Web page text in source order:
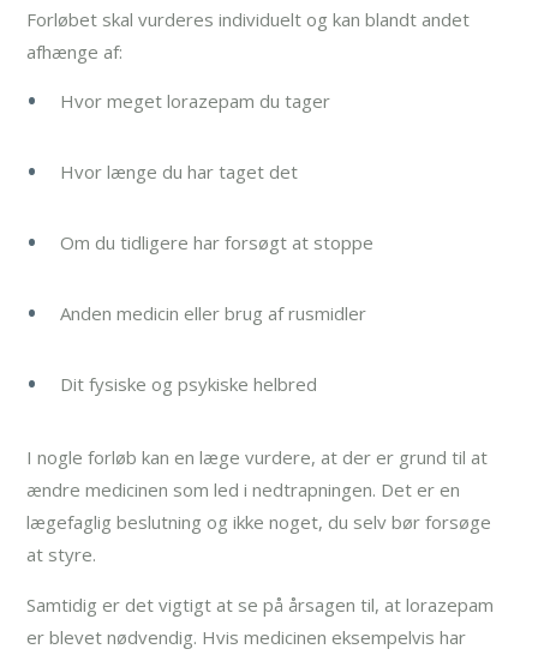
Forløbet skal vurderes individuelt og kan blandt andet
afhænge af:
Hvor meget lorazepam du tager
Hvor længe du har taget det
Om du tidligere har forsøgt at stoppe
Anden medicin eller brug af rusmidler
Dit fysiske og psykiske helbred
I nogle forløb kan en læge vurdere, at der er grund til at
ændre medicinen som led i nedtrapningen. Det er en
lægefaglig beslutning og ikke noget, du selv bør forsøge
at styre.
Samtidig er det vigtigt at se på årsagen til, at lorazepam
er blevet nødvendig. Hvis medicinen eksempelvis har